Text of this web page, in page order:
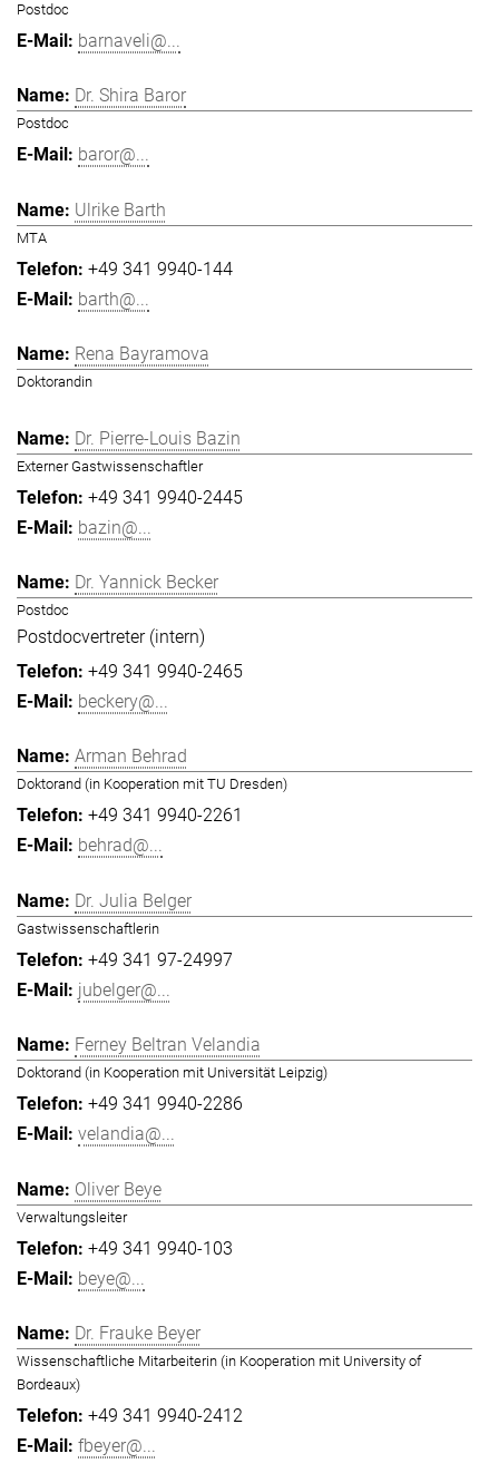
Postdoc
barnaveli@...
Dr. Shira Baror
Postdoc
baror@...
Ulrike Barth
MTA
+49 341 9940-144
barth@...
Rena Bayramova
Doktorandin
Dr. Pierre-Louis Bazin
Externer Gastwissenschaftler
+49 341 9940-2445
bazin@...
Dr. Yannick Becker
Postdoc
Postdocvertreter (intern)
+49 341 9940-2465
beckery@...
Arman Behrad
Doktorand (in Kooperation mit TU Dresden)
+49 341 9940-2261
behrad@...
Dr. Julia Belger
Gastwissenschaftlerin
+49 341 97-24997
jubelger@...
Ferney Beltran Velandia
Doktorand (in Kooperation mit Universität Leipzig)
+49 341 9940-2286
velandia@...
Oliver Beye
Verwaltungsleiter
+49 341 9940-103
beye@...
Dr. Frauke Beyer
Wissenschaftliche Mitarbeiterin (in Kooperation mit University of
Bordeaux)
+49 341 9940-2412
fbeyer@...